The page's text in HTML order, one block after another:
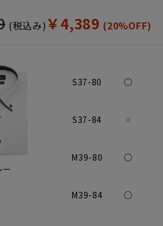
(税込み)￥4,389 (20%OFF)
ー
S37-80 ○
S37-84 ×
M39-80 ○
M39-84 ○